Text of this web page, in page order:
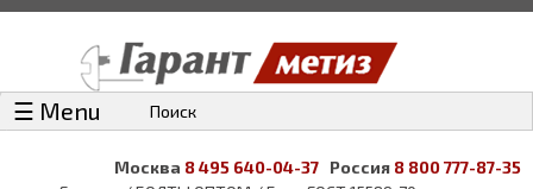
☰ Menu Поиск
Москва 8 495 640-04-37 Россия 8 800 777-87-35